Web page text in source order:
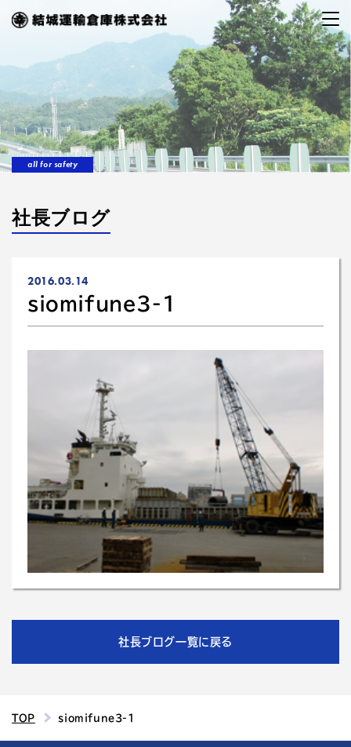
all for safety
社長ブログ
2016.03.14
siomifune3-1
社長ブログ一覧に戻る
TOP siomifune3-1